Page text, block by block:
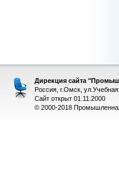
Дирекция сайта
Россия, г.Омск,
Сайт открыт 01.11.2000
© 2000-2018